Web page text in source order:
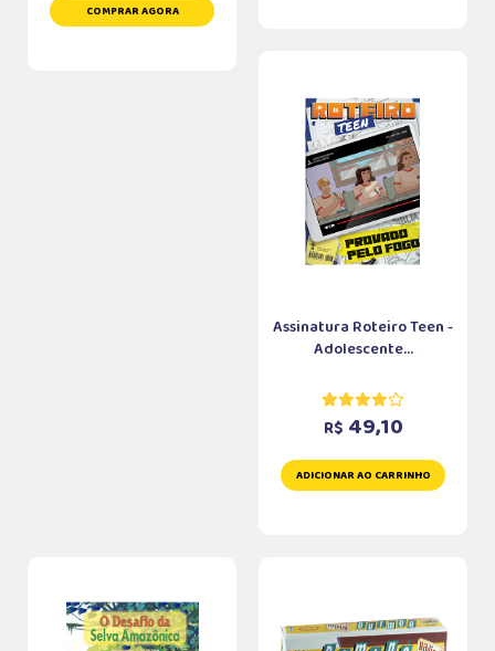
COMPRAR AGORA
Assinatura Roteiro Teen -
Adolescente...
R$ 49,10
ADICIONAR AO CARRINHO